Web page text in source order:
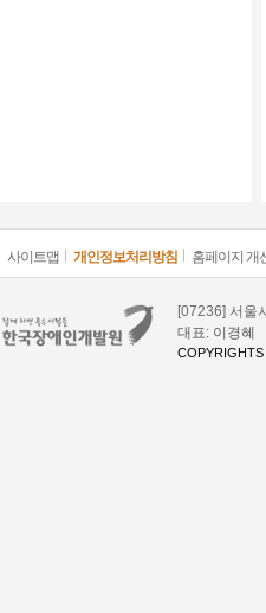
사이트맵 개인정보처리방침 홈페이지 개
[07236] 서울
대표: 이경혜
COPYRIGHTS